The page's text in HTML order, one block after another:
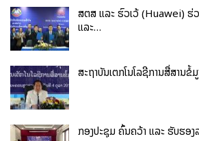
ສຕສ ແລະ ຮົວເວ້ (Huawei)
ແລະ…
ສະຖາບັນເຕັກໂນໂລຊີການສື່ສານຂໍ້
ກອງປະຊຸມ ຄົ້ນຄວ້າ ແລະ ຮັບຮອ